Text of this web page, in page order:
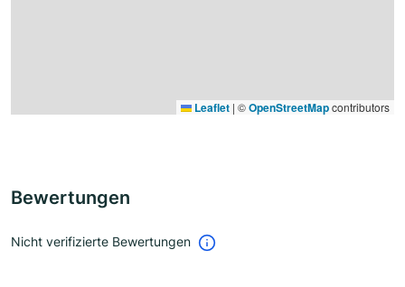
Leaflet | ©OpenStreetMapcontributors
Bewertungen
Nicht verifizierte Bewertungen